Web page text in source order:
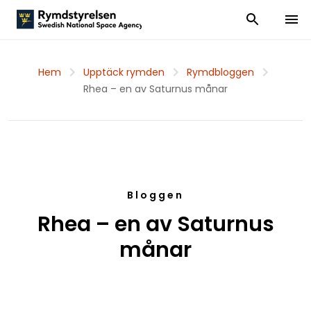
Visa och dölj
Visa
Hem Upptäck rymden
Rymdbloggen
Rhea – en av Saturnus månar
Bloggen
Rhea – en av Saturnus
månar